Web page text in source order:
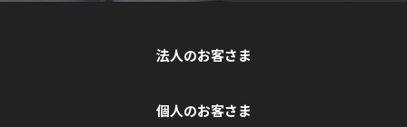
法人のお客さま
個人のお客さま